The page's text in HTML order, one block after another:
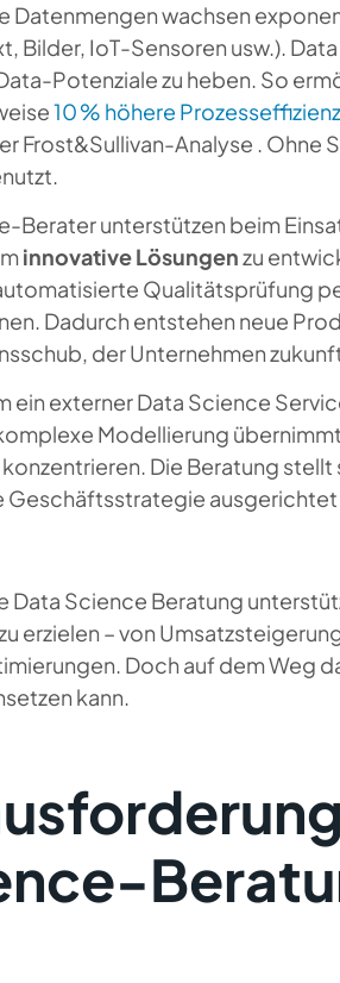
Datenmengen wachsen
Bilder, IoT-Sensoren usw.).
Potenziale zu heben. So
10 % höhere
Frost&Sullivan-Analyse . Ohne
Berater unterstützen beim
innovative Lösungenzu
Qualitätsprüfung
Dadurch entstehen neue
der Unternehmen
ein externer Data Science
Modellierung
Die Beratung stellt
ausgerichtet
Data Science Beratung
erzielen – von
Doch auf dem Weg
kann.